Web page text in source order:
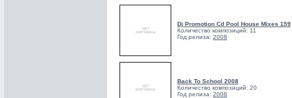
Dj Promotion Cd Pool House Mixes 159
Количество композиций: 11
Год релиза: 2008
Back To School 2008
Количество композиций: 20
Год релиза: 2008